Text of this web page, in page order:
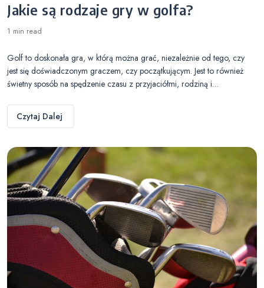
Jakie są rodzaje gry w golfa?
1 min read
Golf to doskonała gra, w którą można grać, niezależnie od tego, czy
jest się doświadczonym graczem, czy początkującym. Jest to również
świetny sposób na spędzenie czasu z przyjaciółmi, rodziną i…
Czytaj Dalej